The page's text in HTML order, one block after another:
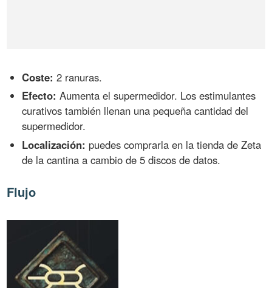
Coste: 2 ranuras.
Efecto: Aumenta el supermedidor. Los estimulantes
curativos también llenan una pequeña cantidad del
supermedidor.
Localización: puedes comprarla en la tienda de Zeta
de la cantina a cambio de 5 discos de datos.
Flujo